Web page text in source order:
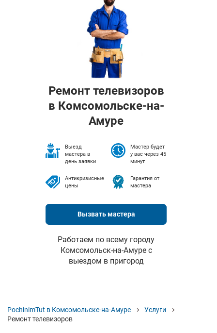
Ремонт телевизоров
в Комсомольске-на-
Амуре
Выезд
мастера в
день заявки
Мастер будет
у вас через 45
минут
Антикризисные
цены
Гарантия от
мастера
Вызвать мастера
Работаем по всему городу
Комсомольск-на-Амуре с
выездом в пригород
PochinimTut в Комсомольске-на-Амуре
Услуги
Ремонт телевизоров